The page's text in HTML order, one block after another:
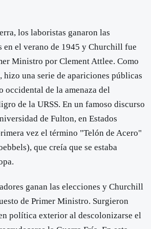
los laboristas ganaron las
en el verano de 1945 y Churchill fue
Ministro por Clement Attlee. Como
una serie de apariciones públicas
occidental de la amenaza del
de la URSS. En un famoso discurso
de Fulton, en Estados
vez el término "Telón de Acero"
que creía que se estaba
ganan las elecciones y Churchill
de Primer Ministro. Surgieron
política exterior al descolonizarse el